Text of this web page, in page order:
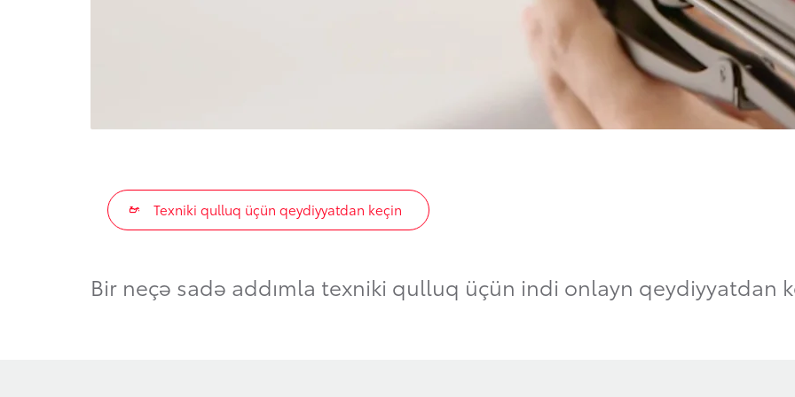
Texniki qulluq üçün qeydiyyatdan keçin
Bir neçə sadə addımla texniki qulluq üçün indi onlayn qeydiyyatdan